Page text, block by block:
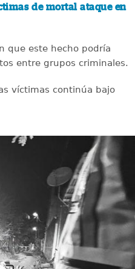
de mortal ataque en
que este hecho podría
entre grupos criminales.
víctimas continúa bajo